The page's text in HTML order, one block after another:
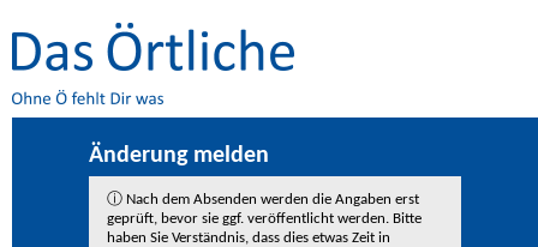
Änderung melden
ⓘ Nach dem Absenden werden die Angaben erst
geprüft, bevor sie ggf. veröffentlicht werden. Bitte
haben Sie Verständnis, dass dies etwas Zeit in